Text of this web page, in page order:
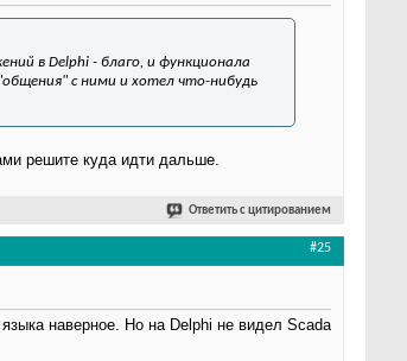
в Delphi - благо, и функционала
с ними и хотел что-нибудь
решите куда идти дальше.
Ответить с цитированием
#25
наверное. Но на Delphi не видел Scada